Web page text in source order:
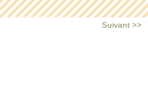
Suivant >>